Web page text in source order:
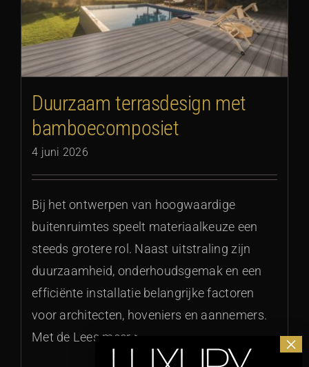
Duurzaam terrasdesign met
bamboecomposiet
4 juni 2026
Bij het ontwerpen van hoogwaardige
buitenruimtes speelt materiaalkeuze een
steeds grotere rol. Naast uitstraling zijn
duurzaamheid, onderhoudsgemak en een
efficiënte installatie belangrijke factoren
voor architecten, hoveniers en aannemers.
Met de Lees meer >